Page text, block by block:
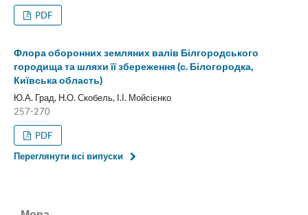
PDF
Флора оборонних земляних валів Білгородського
городища та шляхи її збереження (с. Білогородка,
Київська область)
Ю.А. Град, Н.О. Скобель, І.І. Мойсієнко
257-270
PDF
Переглянути всі випуски